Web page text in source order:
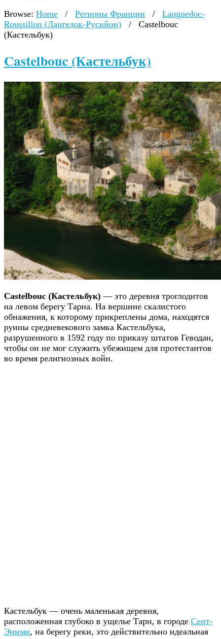
Browse: Home / Регионы Франции /
Languedoc-
Roussillon (Лангедок-Русийон)
/
Castelbouc
(Кастельбук)
Castelbouc (Кастельбук)
Castelbouc (Кастельбук) — это деревня троглодитов
на левом берегу Тарна. На вершине скалистого
обнажения, к которому прикреплены дома, находятся
руины средневекового замка Кастельбука,
разрушенного в 1592 году по приказу штатов Геводан,
чтобы он не мог служить убежищем для протестантов
во время религиозных войн.
Кастельбук — очень маленькая деревня,
расположенная глубоко в ущелье Тарн, в городе Сент-
Эними, на берегу реки, это действительно идеальная